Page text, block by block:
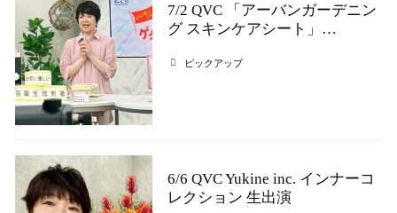
7/2 QVC 「アーバンガーデニン
グ スキンケアシート」…
ピックアップ
6/6 QVC Yukine inc. インナーコ
レクション 生出演